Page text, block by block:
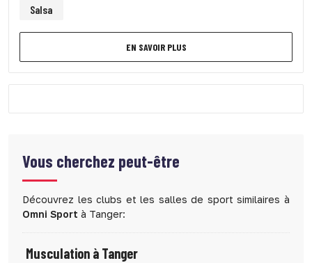
Salsa
EN SAVOIR PLUS
Vous cherchez peut-être
Découvrez les clubs et les salles de sport similaires à
Omni Sport à Tanger:
Musculation à Tanger